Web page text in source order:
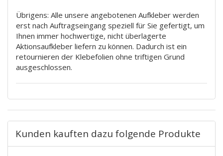
Übrigens: Alle unsere angebotenen Aufkleber werden
erst nach Auftragseingang speziell für Sie gefertigt, um
Ihnen immer hochwertige, nicht überlagerte
Aktionsaufkleber liefern zu können. Dadurch ist ein
retournieren der Klebefolien ohne triftigen Grund
ausgeschlossen.
Kunden kauften dazu folgende Produkte